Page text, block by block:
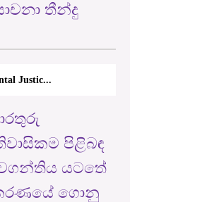
තීන්දු
Justic...
පිළිබඳ
යටතේ
ගොනු